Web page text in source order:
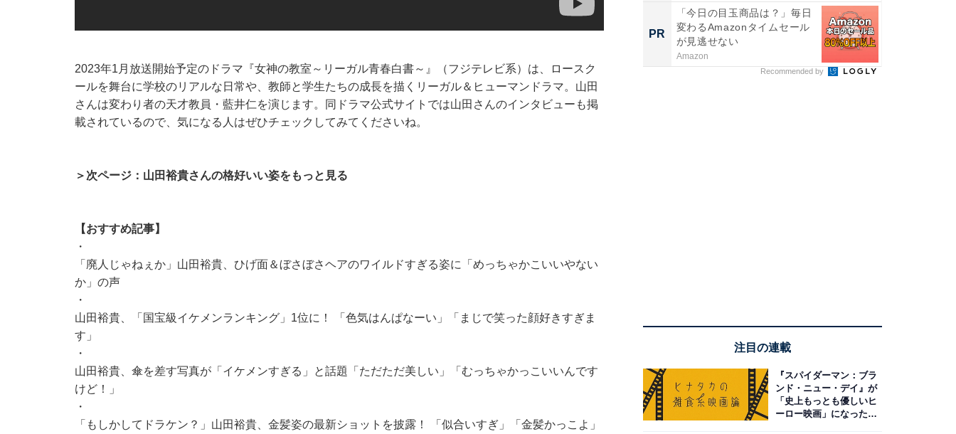
2023年1月放送開始予定のドラマ『女神の教室～リーガル青春白書～』（フジテレビ系）は、ロースク
ールを舞台に学校のリアルな日常や、教師と学生たちの成長を描くリーガル＆ヒューマンドラマ。山田
さんは変わり者の天才教員・藍井仁を演じます。同ドラマ公式サイトでは山田さんのインタビューも掲
載されているので、気になる人はぜひチェックしてみてくださいね。
＞次ページ：山田裕貴さんの格好いい姿をもっと見る
【おすすめ記事】
・
「廃人じゃねぇか」山田裕貴、ひげ面＆ぼさぼさヘアのワイルドすぎる姿に「めっちゃかこいいやない
か」の声
・
山田裕貴、「国宝級イケメンランキング」1位に！ 「色気はんぱなーい」「まじで笑った顔好きすぎま
す」
・
山田裕貴、傘を差す写真が「イケメンすぎる」と話題「ただただ美しい」「むっちゃかっこいいんです
けど！」
・
「もしかしてドラケン？」山田裕貴、金髪姿の最新ショットを披露！ 「似合いすぎ」「金髪かっこよ」
PR
「今日の目玉商品は？」毎日
変わるAmazonタイムセール
が見逃せない
Amazon
Recommended by
注目の連載
『スパイダーマン：ブラ
ンド・ニュー・デイ』が
「史上もっとも優しいヒ
ーロー映画」になった理